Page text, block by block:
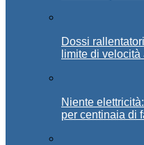
Dossi
limite di velocità
Niente
per centinaia di